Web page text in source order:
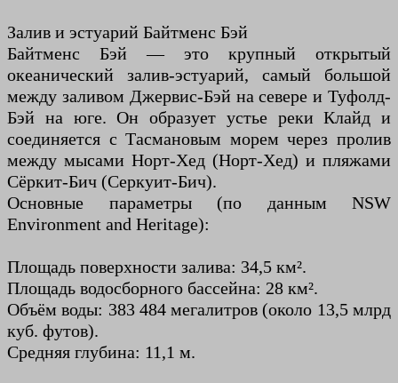
Залив и эстуарий Байтменс Бэй
Байтменс Бэй — это крупный открытый
океанический залив-эстуарий, самый большой
между заливом Джервис-Бэй на севере и Туфолд-
Бэй на юге. Он образует устье реки Клайд и
соединяется с Тасмановым морем через пролив
между мысами Норт-Хед (Норт-Хед) и пляжами
Сёркит-Бич (Серкуит-Бич).
Основные параметры (по данным NSW
Environment and Heritage):
Площадь поверхности залива: 34,5 км².
Площадь водосборного бассейна: 28 км².
Объём воды: 383 484 мегалитров (около 13,5 млрд
куб. футов).
Средняя глубина: 11,1 м.